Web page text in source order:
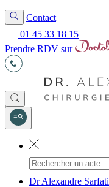
Contact
01 45 33 18 15
Prendre RDV sur
Dr Alexandre Sarfati